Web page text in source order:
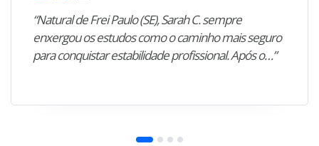
“Natural de Frei Paulo (SE), Sarah C. sempre
enxergou os estudos como o caminho mais seguro
para conquistar estabilidade profissional. Após o…”